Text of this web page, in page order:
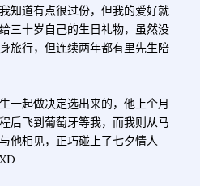
知道有点很过份，但我的爱好就
三十岁自己的生日礼物，虽然没
旅行，但连续两年都有里先生陪
一起做决定选出来的，他上个月
后飞到葡萄牙等我，而我则从马
他相见，正巧碰上了七夕情人